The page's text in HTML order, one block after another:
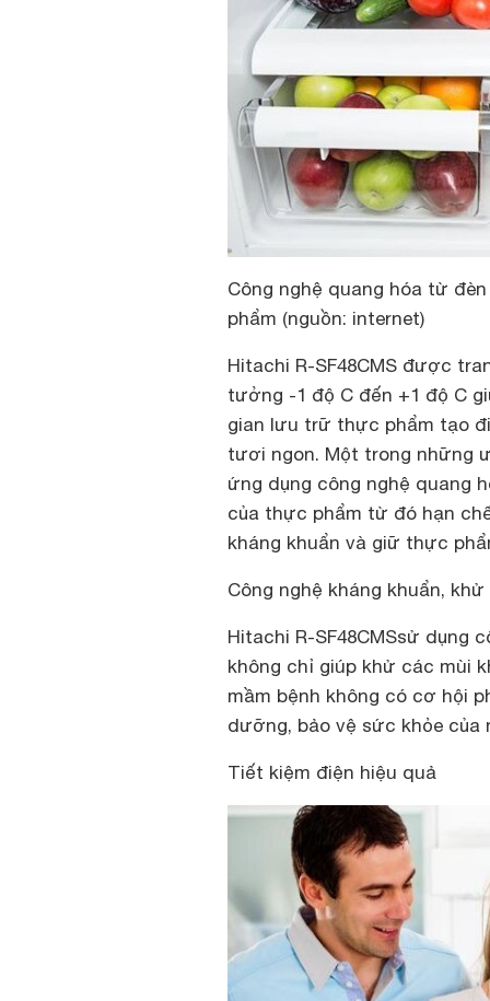
Công nghệ quang hóa từ
phẩm (nguồn: internet)
Hitachi R-SF48CMS được
tưởng -1 độ C đến +1 độ C
gian lưu trữ thực phẩm tạo
tươi ngon. Một trong những
ứng dụng công nghệ quang
của thực phẩm từ đó hạn
kháng khuẩn và giữ thực
Công nghệ kháng khuẩn,
Hitachi R-SF48CMSsử dụng
không chỉ giúp khử các mùi
mầm bệnh không có cơ hội
dưỡng, bảo vệ sức khỏe của
Tiết kiệm điện hiệu quả